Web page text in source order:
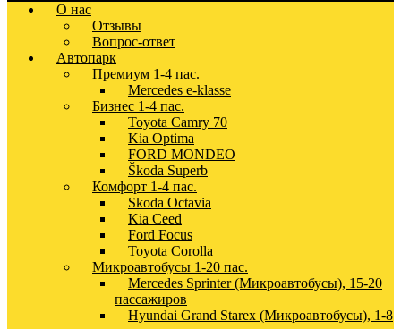
О нас
Отзывы
Вопрос-ответ
Автопарк
Премиум 1-4 пас.
Mercedes e-klasse
Бизнес 1-4 пас.
Toyota Camry 70
Kia Optima
FORD MONDEO
Škoda Superb
Комфорт 1-4 пас.
Skoda Octavia
Kia Ceed
Ford Focus
Toyota Corolla
Микроавтобусы 1-20 пас.
Mercedes Sprinter (Микроавтобусы), 15-20
пассажиров
Hyundai Grand Starex (Микроавтобусы), 1-8